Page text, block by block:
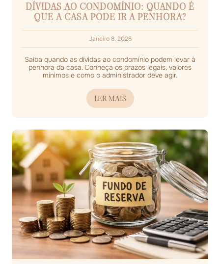
DÍVIDAS AO CONDOMÍNIO: QUANDO É
QUE A CASA PODE IR A PENHORA?
Janeiro 8, 2026
Saiba quando as dívidas ao condomínio podem levar à
penhora da casa. Conheça os prazos legais, valores
mínimos e como o administrador deve agir.
LER MAIS